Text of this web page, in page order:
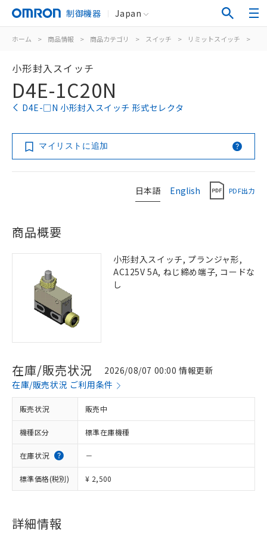
制御機器 Japan
ホーム > 商品情報 > 商品カテゴリ > スイッチ > リミットスイッチ >
小形封入スイッチ
D4E-1C20N
D4E-□N 小形封入スイッチ 形式セレクタ
マイリストに追加
日本語 English PDF出力
商品概要
小形封入スイッチ, プランジャ形,
AC125V 5A, ねじ締め端子, コードな
し
在庫/販売状況
2026/08/07 00:00 情報更新
在庫/販売状況 ご利用条件
販売状況 販売中
機種区分 標準在庫機種
在庫状況 －
標準価格(税別) ¥ 2,500
詳細情報